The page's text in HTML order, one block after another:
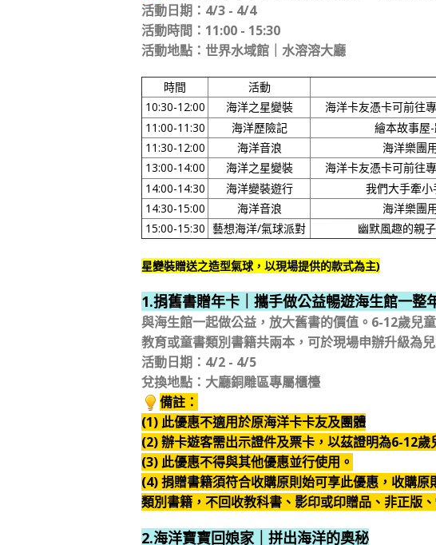
活動日期：4/3 - 4/4
活動時間：11:00 - 15:30
活動地點：世界水域館｜水溶溶大廳
時間 活動
10:30-12:00
海洋之星變裝 海洋卡友憑卡可前往
11:00-11:30
海洋歷險記
繪本故事屋
11:30-12:00
海洋音浪
海洋樂團
13:00-14:00
海洋之星變裝 海洋卡友憑卡可前往
14:00-14:30
海洋變裝遊行
我們大手牽
14:30-15:00
海洋音浪
海洋樂團
15:00-15:30 藝想海洋/氣球派對
幽默風趣的親
星變裝贈送之造型氣球，以現場提供的款式為主)
1.捐舊書贈年卡｜攜手做公益暢遊海生館一整
與海生館一起做公益，放大舊書的價值。6-12歲兒
教育或童書類別書籍共兩本，可於現場申辦升級為
活動日期：4/2 - 4/5
兌換地點：大廳銅雕區專屬櫃檯
備註：
(1) 此優惠不適用於原海洋卡卡友及團體
(2) 辦卡遊客需出示證件及票卡，以茲證明為6-12歲
(3) 此優惠不得與其他優惠並行使用。
(4) 捐贈書籍須符合收購原則始可享此優惠，收購
類別書籍，不回收教科書、影印或印贈品、非正版
2.海洋寶寶回娘家｜拼出海洋的奧秘